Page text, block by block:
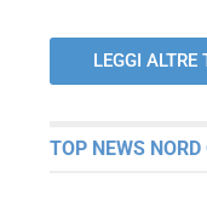
LEGGI
TOP NEWS